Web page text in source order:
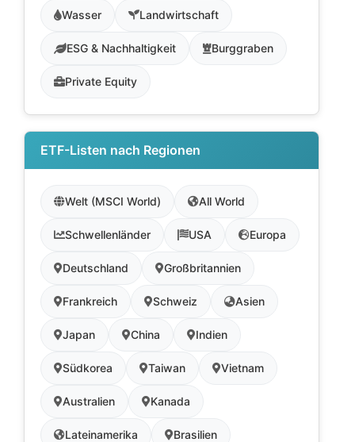
Wasser Landwirtschaft
ESG & Nachhaltigkeit Burggraben
Private Equity
ETF-Listen nach Regionen
Welt (MSCI World) All World
Schwellenländer USA Europa
Deutschland Großbritannien
Frankreich Schweiz Asien
Japan China Indien
Südkorea Taiwan Vietnam
Australien Kanada
Lateinamerika Brasilien